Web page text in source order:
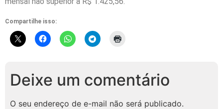
Compartilhe isso:
Deixe um comentário
O seu endereço de e-mail não será publicado.